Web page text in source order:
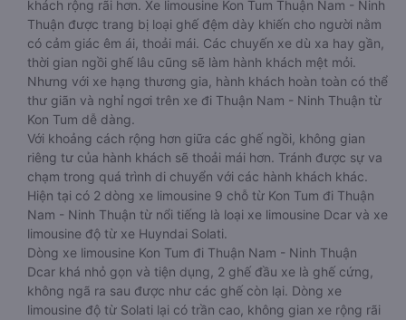
khách rộng rãi hơn. Xe limousine Kon Tum Thuận Nam - Ninh
Thuận được trang bị loại ghế đệm dày khiến cho người nằm
có cảm giác êm ái, thoải mái. Các chuyến xe dù xa hay gần,
thời gian ngồi ghế lâu cũng sẽ làm hành khách mệt mỏi.
Nhưng với xe hạng thương gia, hành khách hoàn toàn có thể
thư giãn và nghỉ ngơi trên xe đi Thuận Nam - Ninh Thuận từ
Kon Tum dễ dàng.
Với khoảng cách rộng hơn giữa các ghế ngồi, không gian
riêng tư của hành khách sẽ thoải mái hơn. Tránh được sự va
chạm trong quá trình di chuyển với các hành khách khác.
Hiện tại có 2 dòng xe limousine 9 chỗ từ Kon Tum đi Thuận
Nam - Ninh Thuận từ nổi tiếng là loại xe limousine Dcar và xe
limousine độ từ xe Huyndai Solati.
Dòng xe limousine Kon Tum đi Thuận Nam - Ninh Thuận
Dcar khá nhỏ gọn và tiện dụng, 2 ghế đầu xe là ghế cứng,
không ngã ra sau được như các ghế còn lại. Dòng xe
limousine độ từ Solati lại có trần cao, không gian xe rộng rãi